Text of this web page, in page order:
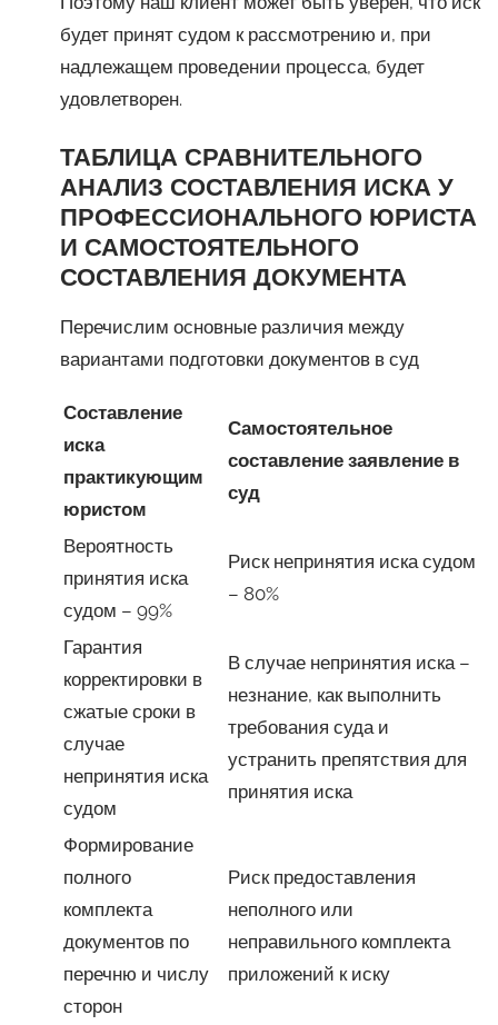
будет принят судом к рассмотрению и, при
надлежащем проведении процесса, будет
удовлетворен.
ТАБЛИЦА СРАВНИТЕЛЬНОГО
АНАЛИЗ СОСТАВЛЕНИЯ ИСКА У
ПРОФЕССИОНАЛЬНОГО ЮРИСТА
И САМОСТОЯТЕЛЬНОГО
СОСТАВЛЕНИЯ ДОКУМЕНТА
Перечислим основные различия между
вариантами подготовки документов в суд
Составление
иска
практикующим
юристом
Самостоятельное
составление заявление в
суд
Вероятность
принятия иска
судом – 99%
Риск непринятия иска судом
– 80%
Гарантия
корректировки в
сжатые сроки в
случае
непринятия иска
судом
В случае непринятия иска –
незнание, как выполнить
требования суда и
устранить препятствия для
принятия иска
Формирование
полного
комплекта
документов по
перечню и числу
сторон
Риск предоставления
неполного или
неправильного комплекта
приложений к иску